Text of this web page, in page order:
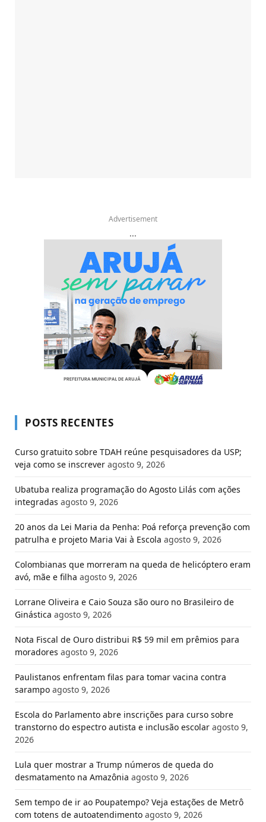
Advertisement
...
POSTS RECENTES
Curso gratuito sobre TDAH reúne pesquisadores da USP;
veja como se inscrever agosto 9, 2026
Ubatuba realiza programação do Agosto Lilás com ações
integradas agosto 9, 2026
20 anos da Lei Maria da Penha: Poá reforça prevenção com
patrulha e projeto Maria Vai à Escola agosto 9, 2026
Colombianas que morreram na queda de helicóptero eram
avó, mãe e filha agosto 9, 2026
Lorrane Oliveira e Caio Souza são ouro no Brasileiro de
Ginástica agosto 9, 2026
Nota Fiscal de Ouro distribui R$ 59 mil em prêmios para
moradores agosto 9, 2026
Paulistanos enfrentam filas para tomar vacina contra
sarampo agosto 9, 2026
Escola do Parlamento abre inscrições para curso sobre
transtorno do espectro autista e inclusão escolar agosto 9,
2026
Lula quer mostrar a Trump números de queda do
desmatamento na Amazônia agosto 9, 2026
Sem tempo de ir ao Poupatempo? Veja estações de Metrô
com totens de autoatendimento agosto 9, 2026